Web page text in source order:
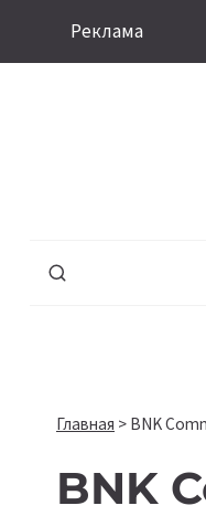
Реклама
Главная > BNK
BNK